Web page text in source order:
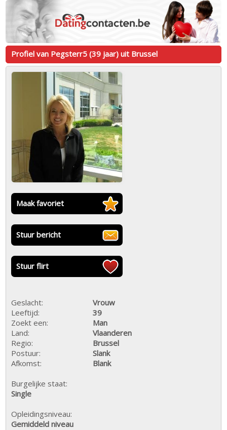
Profiel van Pegsterr5 (39 jaar) uit Brussel
Maak favoriet
Stuur bericht
Stuur flirt
Geslacht:
Vrouw
Leeftijd:
39
Zoekt een:
Man
Land:
Vlaanderen
Regio:
Brussel
Postuur:
Slank
Afkomst:
Blank
Burgelijke staat:
Single
Opleidingsniveau:
Gemiddeld niveau